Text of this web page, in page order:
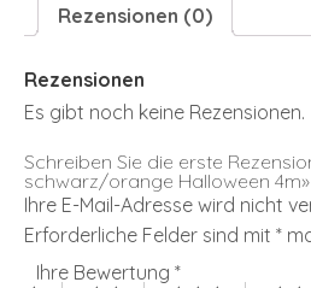
Rezensionen (0)
Rezensionen
Es gibt noch keine Rezensionen.
Schreiben Sie die erste
schwarz/orange Halloween 4m»
Ihre E-Mail-Adresse wird nicht
Erforderliche Felder sind mit *
Ihre Bewertung *